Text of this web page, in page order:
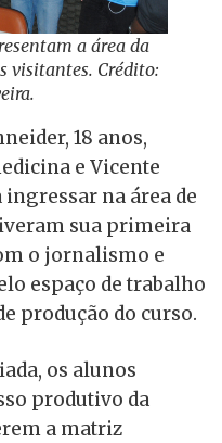
a área da
visitantes. Crédito:
18 anos,
e Vicente
ingressar na área de
sua primeira
o jornalismo e
espaço de trabalho
produção do curso.
os alunos
produtivo da
a matriz